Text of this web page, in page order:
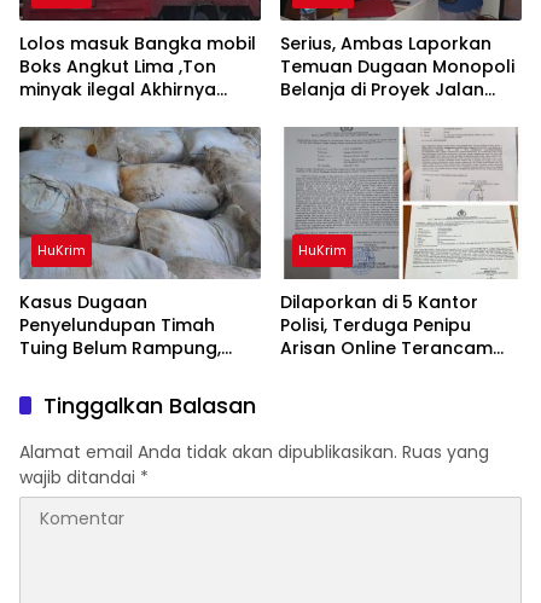
Lolos masuk Bangka mobil
Boks Angkut Lima ,Ton
minyak ilegal Akhirnya
Serius, Ambas Laporkan
‎Temuan Dugaan Monopoli
Belanja di Proyek Jalan
HuKrim
Kasus Dugaan
Penyelundupan Timah
Tuing Belum Rampung,
Dalam Informasi
Penyidikan
HuKrim
Dilaporkan di 5 Kantor
Polisi, Terduga Penipu
Arisan Online Terancam
Tinggalkan Balasan
Alamat email Anda tidak akan dipublikasikan. Ruas yang
wajib ditandai *